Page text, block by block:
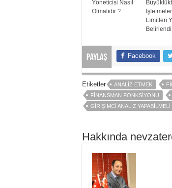
Yöneticisi Nasıl
Olmalıdır ?
Limitleri
Paylaş Facebook
Etiketler ANALIZ ETMEK
FINANSMAN FONKSIYONU
GIRIŞIMCI ANALIZ YAPABILMELI
Hakkında